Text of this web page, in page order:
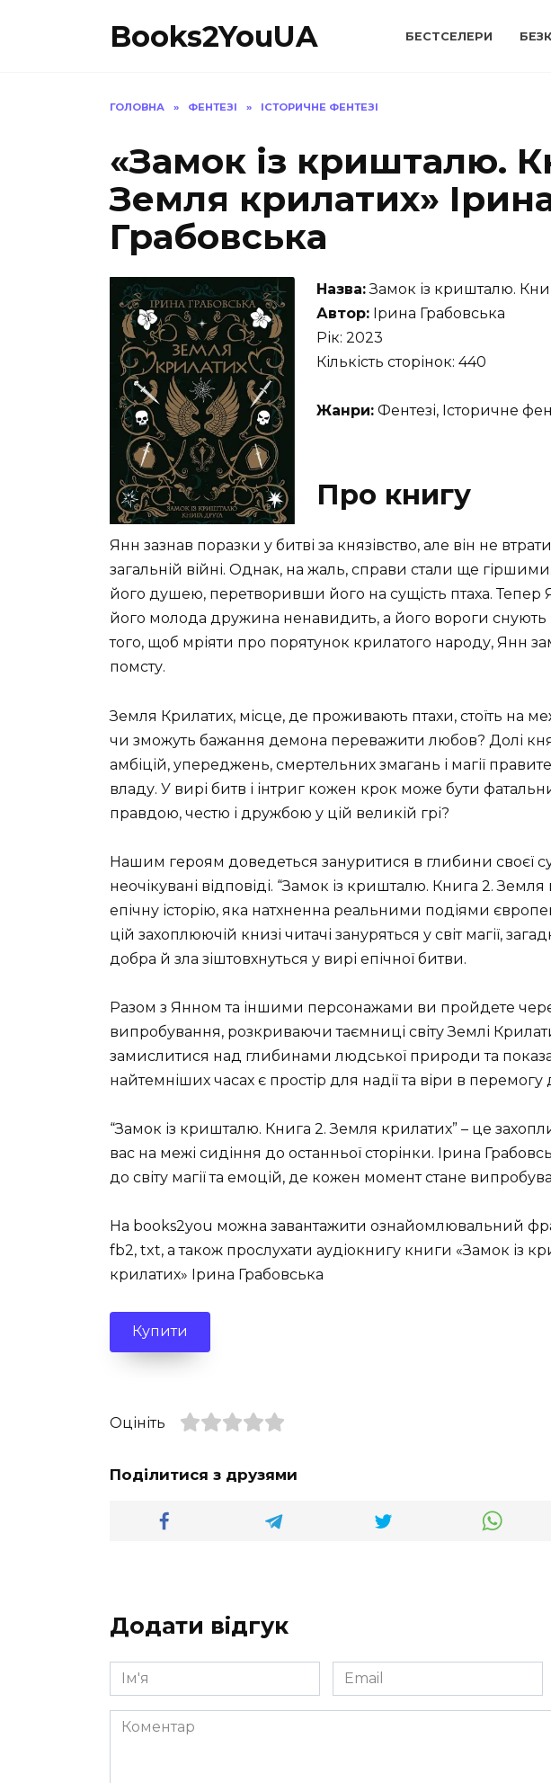
Books2YouUA БЕСТСЕЛЕРИ
ГОЛОВНА » ФЕНТЕЗІ » ІСТОРИЧНЕ ФЕНТЕЗІ
«Замок із кришталю.
Земля крилатих»
Грабовська
Назва:Замок із кришталю.
Автор: Ірина Грабовська
Рік: 2023
Кількість сторінок: 440
Жанри: Фентезі, Історичне
Про книгу
Янн зазнав поразки у битві за князівство, але він не
загальній війні. Однак, на жаль, справи стали ще
його душею, перетворивши його на сущість птаха. Тепер
його молода дружина ненавидить, а його вороги снують
того, щоб мріяти про порятунок крилатого народу, Янн
помсту.
Земля Крилатих, місце, де проживають птахи, стоїть на
чи зможуть бажання демона переважити любов? Долі
амбіцій, упереджень, смертельних змагань і магії
владу. У вирі битв і інтриг кожен крок може бути
правдою, честю і дружбою у цій великій грі?
Нашим героям доведеться зануритися в глибини своєї
неочікувані відповіді. “Замок із кришталю. Книга 2.
епічну історію, яка натхненна реальними подіями
цій захоплюючій книзі читачі зануряться у світ магії,
добра й зла зіштовхнуться у вирі епічної битви.
Разом з Янном та іншими персонажами ви пройдете
випробування, розкриваючи таємниці світу Землі
замислитися над глибинами людської природи та
найтемніших часах є простір для надії та віри в перемогу
“Замок із кришталю. Книга 2. Земля крилатих” – це
вас на межі сидіння до останньої сторінки. Ірина
до світу магії та емоцій, де кожен момент стане
На books2you можна завантажити ознайомлювальний
fb2, txt, а також прослухати аудіокнигу книги «Замок із
крилатих» Ірина Грабовська
Купити
Оцініть
Поділитися з друзями
Додати відгук
Ім'я
*
Email
*
Коментар